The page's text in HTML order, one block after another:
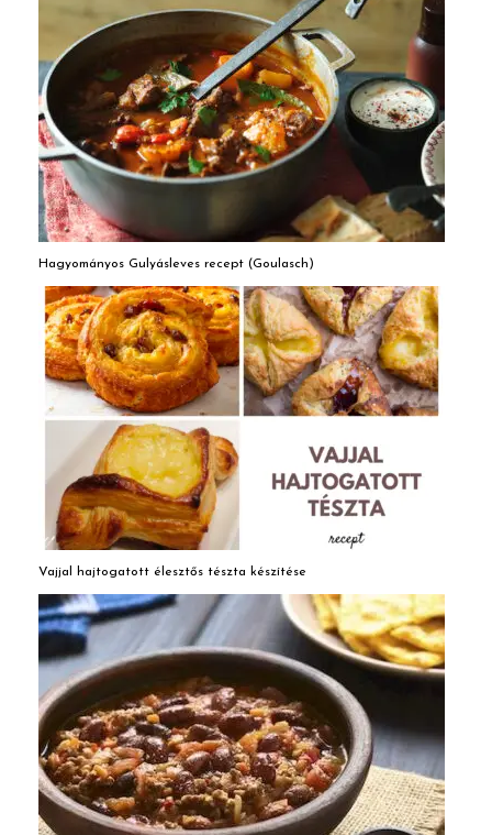
Hagyományos Gulyásleves recept (Goulasch)
Vajjal hajtogatott élesztős tészta készítése